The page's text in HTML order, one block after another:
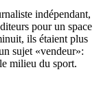
indépendant,
pour un space
ils étaient plus
sujet «vendeur»:
milieu du sport.